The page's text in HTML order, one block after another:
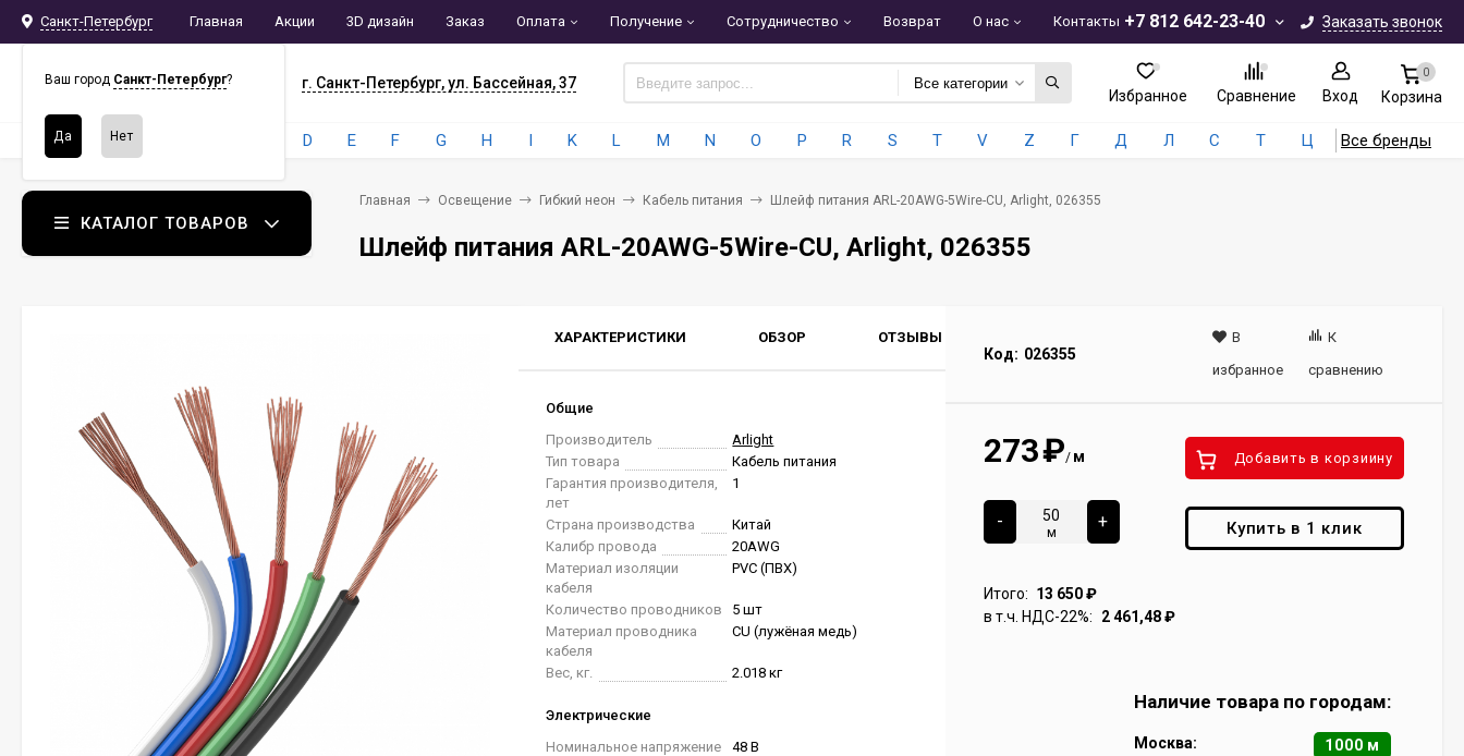
+7 812 642-23-40 Заказать звонок
Санкт-Петербург
Ваш город Санкт-Петербург?
Главная Акции 3D дизайн Заказ Оплата Получение Сотрудничество Возврат О нас Контакты
СПБСНАБ г. Санкт-Петербург, ул. Бассейная, 37 Все категории
Избранное Сравнение Вход
0
Корзина
Бренды: 4 D E F G H I K L M N O P R S T V Z Г Д Л С Т Ц Все бренды
КАТАЛОГ ТОВАРОВ
Главная Освещение Гибкий неон Кабель питания Шлейф питания ARL-20AWG-5Wire-CU, Arlight, 026355
Шлейф питания ARL-20AWG-5Wire-CU, Arlight, 026355
ХАРАКТЕРИСТИКИ ОБЗОР ОТЗЫВЫ
Общие
Производитель
Arlight
Тип товара
Кабель питания
Гарантия производителя,
лет
1
Страна производства
Китай
Калибр провода
20AWG
Материал изоляции
кабеля
PVC (ПВХ)
Количество проводников
5 шт
Материал проводника
кабеля
CU (лужёная медь)
Вес, кг. 2.018 кг
Электрические
Номинальное напряжение
48 В
Код: 026355
В
избранное
К
сравнению
273₽/ м
-
м
+
Итого: 13 650₽
в т.ч. НДС-22%:
2 461,48₽
Добавить в корзиину
Купить в 1 клик
Наличие товара по городам:
Москва: 1000 м